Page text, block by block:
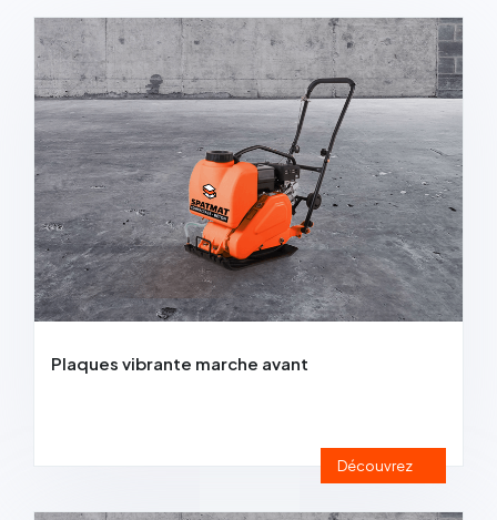
Régles vibrantes
Marteau Piqueur
Marteaux pneumatiques
Plaques vibrante marche avant
Découvrez